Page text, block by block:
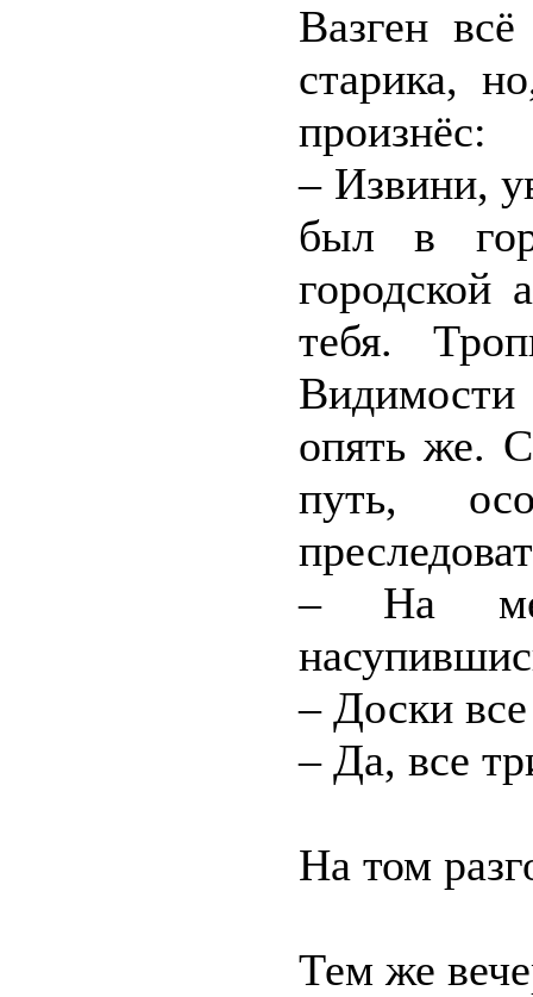
Вазген
старика,
произнёс:
– Извини,
был в
городской
тебя.
опять же.
путь,
– На
– Доски
– Да, все
На том
Тем же